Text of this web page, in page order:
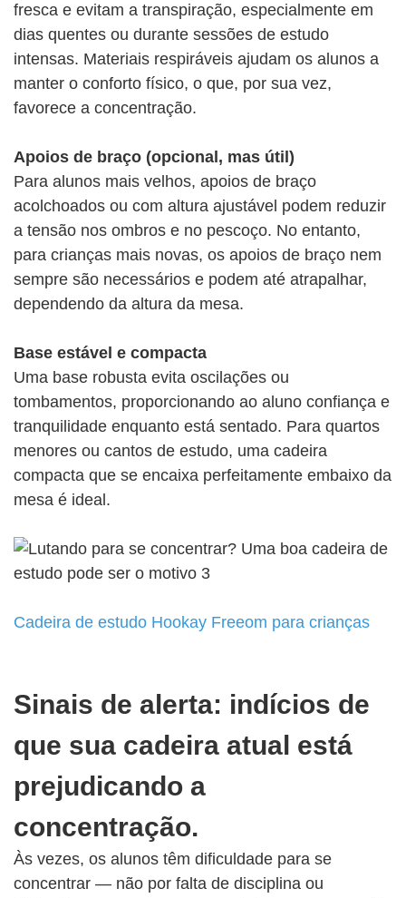
fresca e evitam a transpiração, especialmente em
dias quentes ou durante sessões de estudo
intensas. Materiais respiráveis ​​ajudam os alunos a
manter o conforto físico, o que, por sua vez,
favorece a concentração.
Apoios de braço (opcional, mas útil)
Para alunos mais velhos, apoios de braço
acolchoados ou com altura ajustável podem reduzir
a tensão nos ombros e no pescoço. No entanto,
para crianças mais novas, os apoios de braço nem
sempre são necessários e podem até atrapalhar,
dependendo da altura da mesa.
Base estável e compacta
Uma base robusta evita oscilações ou
tombamentos, proporcionando ao aluno confiança e
tranquilidade enquanto está sentado. Para quartos
menores ou cantos de estudo, uma cadeira
compacta que se encaixa perfeitamente embaixo da
mesa é ideal.
Cadeira de estudo Hookay Freeom para crianças
Sinais de alerta: indícios de
que sua cadeira atual está
prejudicando a
concentração.
Às vezes, os alunos têm dificuldade para se
concentrar — não por falta de disciplina ou